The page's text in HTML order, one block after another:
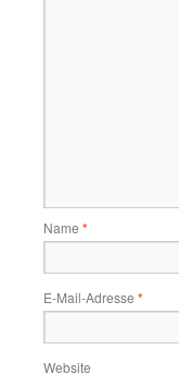
Name *
E-Mail-Adresse *
Website